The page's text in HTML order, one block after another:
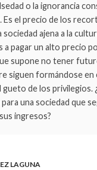
o la ignorancia
Es el precio de los
ajena a la
a pagar un alto precio
supone no tener
siguen formándose
de los privilegios.
una sociedad que
ingresos?
LAGUNA